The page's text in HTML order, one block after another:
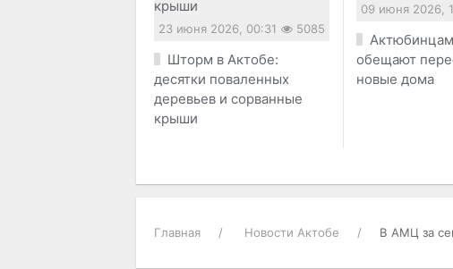
23 июня 2026, 00:31 5085
Шторм в Актобе:
десятки поваленных
деревьев и сорванные
крыши
09 июня 2026,
обещают
новые дома
Главная Новости Актобе В АМЦ за